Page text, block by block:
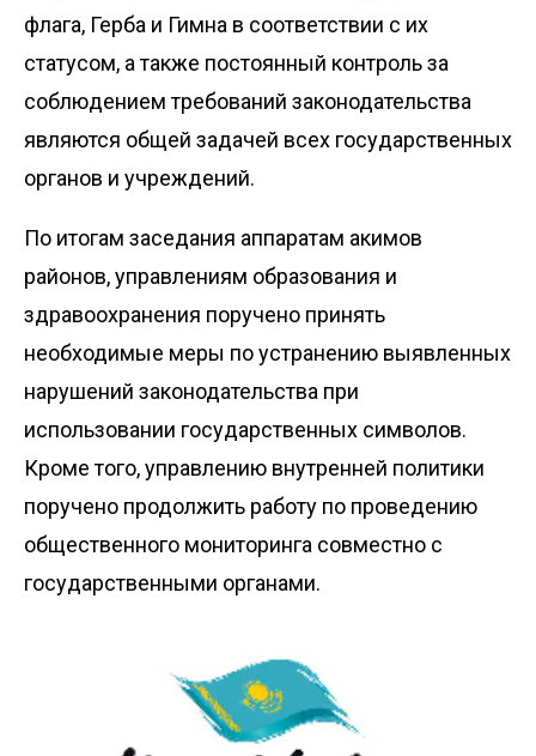
флага, Герба и Гимна в соответствии с их
статусом, а также постоянный контроль за
соблюдением требований законодательства
являются общей задачей всех государственных
органов и учреждений.
По итогам заседания аппаратам акимов
районов, управлениям образования и
здравоохранения поручено принять
необходимые меры по устранению выявленных
нарушений законодательства при
использовании государственных символов.
Кроме того, управлению внутренней политики
поручено продолжить работу по проведению
общественного мониторинга совместно с
государственными органами.